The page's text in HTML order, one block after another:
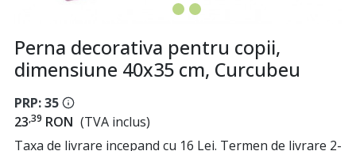
Perna decorativa pentru copii,
dimensiune 40x35 cm, Curcubeu
PRP: 35
23,39 RON (TVA inclus)
Taxa de livrare incepand cu 16 Lei. Termen de livrare 2-